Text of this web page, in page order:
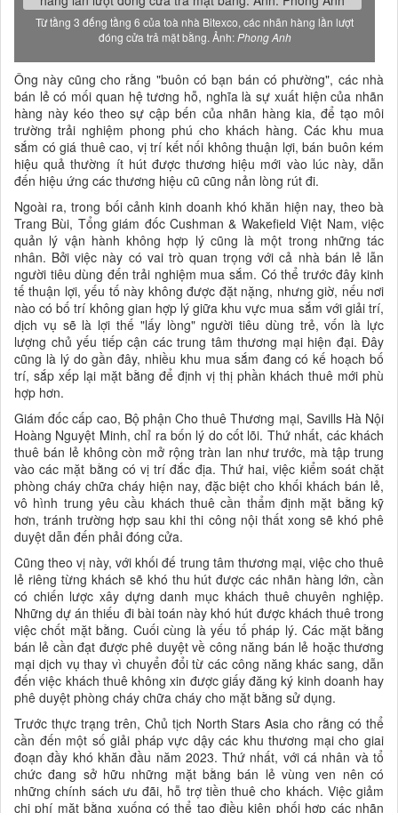
Từ tầng 3 đếng tầng 6 của toà nhà Bitexco, các nhãn hàng lần lượt
đóng cửa trả mặt bằng. Ảnh:Phong Anh
Ông này cũng cho rằng "buôn có bạn bán có phường", các nhà
bán lẻ có mối quan hệ tương hỗ, nghĩa là sự xuất hiện của nhãn
hàng này kéo theo sự cập bến của nhãn hàng kia, để tạo môi
trường trải nghiệm phong phú cho khách hàng. Các khu mua
sắm có giá thuê cao, vị trí kết nối không thuận lợi, bán buôn kém
hiệu quả thường ít hút được thương hiệu mới vào lúc này, dẫn
đến hiệu ứng các thương hiệu cũ cũng nản lòng rút đi.
Ngoài ra, trong bối cảnh kinh doanh khó khăn hiện nay, theo bà
Trang Bùi, Tổng giám đốc Cushman & Wakefield Việt Nam, việc
quản lý vận hành không hợp lý cũng là một trong những tác
nhân. Bởi việc này có vai trò quan trọng với cả nhà bán lẻ lẫn
người tiêu dùng đến trải nghiệm mua sắm. Có thể trước đây kinh
tế thuận lợi, yếu tố này không được đặt nặng, nhưng giờ, nếu nơi
nào có bố trí không gian hợp lý giữa khu vực mua sắm với giải trí,
dịch vụ sẽ là lợi thế "lấy lòng" người tiêu dùng trẻ, vốn là lực
lượng chủ yếu tiếp cận các trung tâm thương mại hiện đại. Đây
cũng là lý do gần đây, nhiều khu mua sắm đang có kế hoạch bố
trí, sắp xếp lại mặt bằng để định vị thị phần khách thuê mới phù
hợp hơn.
Giám đốc cấp cao, Bộ phận Cho thuê Thương mại, Savills Hà Nội
Hoàng Nguyệt Minh, chỉ ra bốn lý do cốt lõi. Thứ nhất, các khách
thuê bán lẻ không còn mở rộng tràn lan như trước, mà tập trung
vào các mặt bằng có vị trí đắc địa. Thứ hai, việc kiểm soát chặt
phòng cháy chữa cháy hiện nay, đặc biệt cho khối khách bán lẻ,
vô hình trung yêu cầu khách thuê cần thẩm định mặt bằng kỹ
hơn, tránh trường hợp sau khi thi công nội thất xong sẽ khó phê
duyệt dẫn đến phải đóng cửa.
Cũng theo vị này, với khối đế trung tâm thương mại, việc cho thuê
lẻ riêng từng khách sẽ khó thu hút được các nhãn hàng lớn, cần
có chiến lược xây dựng danh mục khách thuê chuyên nghiệp.
Những dự án thiếu đi bài toán này khó hút được khách thuê trong
việc chốt mặt bằng. Cuối cùng là yếu tố pháp lý. Các mặt bằng
bán lẻ cần đạt được phê duyệt về công năng bán lẻ hoặc thương
mại dịch vụ thay vì chuyển đổi từ các công năng khác sang, dẫn
đến việc khách thuê không xin được giấy đăng ký kinh doanh hay
phê duyệt phòng cháy chữa cháy cho mặt bằng sử dụng.
Trước thực trạng trên, Chủ tịch North Stars Asia cho rằng có thể
cần đến một số giải pháp vực dậy các khu thương mại cho giai
đoạn đầy khó khăn đầu năm 2023. Thứ nhất, với cá nhân và tổ
chức đang sở hữu những mặt bằng bán lẻ vùng ven nên có
những chính sách ưu đãi, hỗ trợ tiền thuê cho khách. Việc giảm
chi phí mặt bằng xuống có thể tạo điều kiện phối hợp các nhãn